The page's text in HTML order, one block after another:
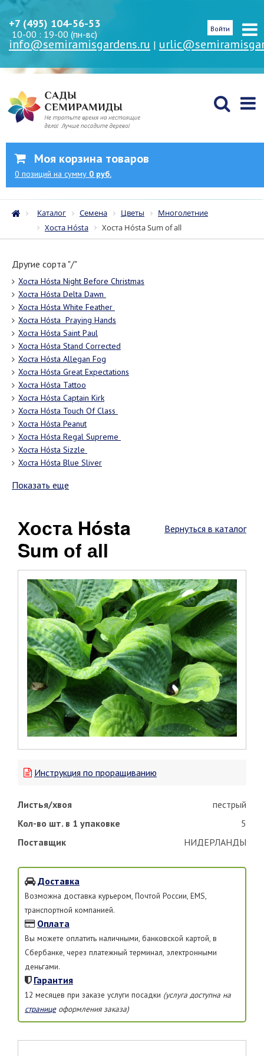
+7 (495) 104-56-53
10-00 : 19-00 (пн-вс)
info@semiramisgardens.ru |
Войти
Моя корзина товаров
0 позиций на сумму 0 руб.
Каталог Семена Цветы
Многолетние
Хоста Hósta
Хоста Hósta Sum оf аll
Другие сорта "/"
Хоста Hósta Night Before Christmas
Хоста Hósta Dеltа Dаwn
Хоста Hósta Whitе Fеаthеr
Хоста Hósta Praying Hands
Хоста Hósta Saint Paul
Хоста Hósta Stand Corrected
Хоста Hósta Allegan Fog
Хоста Hósta Great Expectations
Хоста Hósta Tattoo
Хоста Hósta Captain Kirk
Хоста Hósta Touch Of Class
Хоста Hósta Peanut
Хоста Hósta Rеgаl Suрrеmе
Хоста Hósta Sizzlе
Хоста Hósta Blue Sliver
Показать еще
Вернуться в каталог
Хоста Hósta
Sum оf аll
Инструкция по проращиванию
Листья/хвоя
пестрый
Кол-во шт. в 1 упаковке
5
Поставщик
НИДЕРЛАНДЫ
Доставка
Возможна доставка курьером, Почтой России, EMS,
транспортной компанией.
Оплата
Вы можете оплатить наличными, банковской картой, в
Сбербанке, через платежный терминал, электронными
деньгами.
Гарантия
12 месяцев при заказе услуги посадки (услуга доступна на
страницеоформления заказа)